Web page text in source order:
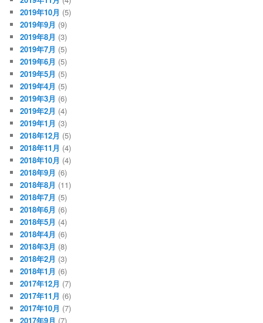
2019年10月 (5)
2019年9月 (9)
2019年8月 (3)
2019年7月 (5)
2019年6月 (5)
2019年5月 (5)
2019年4月 (5)
2019年3月 (6)
2019年2月 (4)
2019年1月 (3)
2018年12月 (5)
2018年11月 (4)
2018年10月 (4)
2018年9月 (6)
2018年8月 (11)
2018年7月 (5)
2018年6月 (6)
2018年5月 (4)
2018年4月 (6)
2018年3月 (8)
2018年2月 (3)
2018年1月 (6)
2017年12月 (7)
2017年11月 (6)
2017年10月 (7)
2017年9月 (7)